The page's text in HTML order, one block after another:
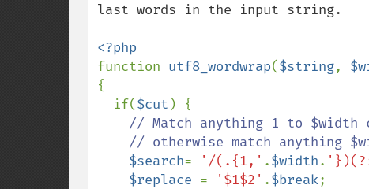
last words in the input string.
function utf8_wordwrap($string,
{
  if(
$cut ) {
// Match anything 1 to $width
$search= '/(.{1,' .$width.
$replace = '$1$2' .$break;